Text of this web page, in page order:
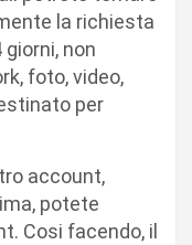
la richiesta
non
foto, video,
per
account,
potete
Cosi facendo, il